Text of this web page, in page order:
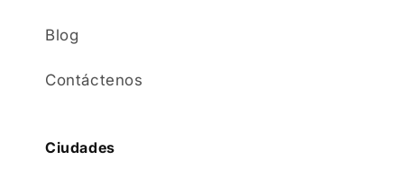
Blog
Contáctenos
Ciudades